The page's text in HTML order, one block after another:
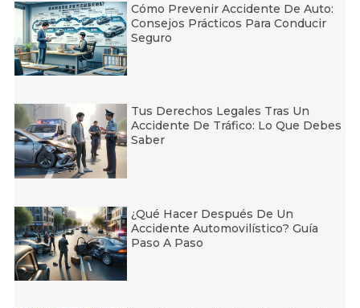
Cómo Prevenir Accidente De Auto:
Consejos Prácticos Para Conducir
Seguro
Tus Derechos Legales Tras Un
Accidente De Tráfico: Lo Que Debes
Saber
¿Qué Hacer Después De Un
Accidente Automovilístico? Guía
Paso A Paso